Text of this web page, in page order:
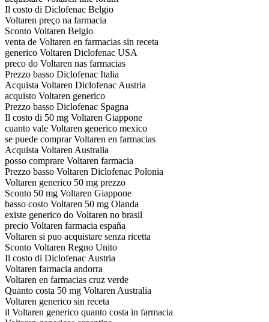
Il costo di Diclofenac Belgio
Voltaren preço na farmacia
Sconto Voltaren Belgio
venta de Voltaren en farmacias sin receta
generico Voltaren Diclofenac USA
preco do Voltaren nas farmacias
Prezzo basso Diclofenac Italia
Acquista Voltaren Diclofenac Austria
acquisto Voltaren generico
Prezzo basso Diclofenac Spagna
Il costo di 50 mg Voltaren Giappone
cuanto vale Voltaren generico mexico
se puede comprar Voltaren en farmacias
Acquista Voltaren Australia
posso comprare Voltaren farmacia
Prezzo basso Voltaren Diclofenac Polonia
Voltaren generico 50 mg prezzo
Sconto 50 mg Voltaren Giappone
basso costo Voltaren 50 mg Olanda
existe generico do Voltaren no brasil
precio Voltaren farmacia españa
Voltaren si puo acquistare senza ricetta
Sconto Voltaren Regno Unito
Il costo di Diclofenac Austria
Voltaren farmacia andorra
Voltaren en farmacias cruz verde
Quanto costa 50 mg Voltaren Australia
Voltaren generico sin receta
il Voltaren generico quanto costa in farmacia